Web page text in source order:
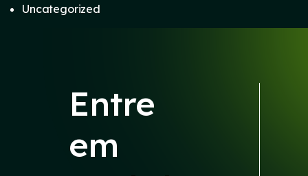
Uncategorized
Entre
em